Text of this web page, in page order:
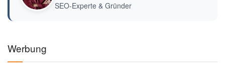
SEO-Experte & Gründer
Werbung